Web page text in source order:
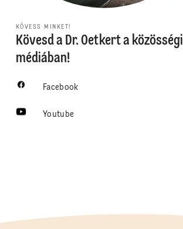
KÖVESS MINKET!
Kövesd a Dr. Oetkert a közösségi
médiában!
Facebook
Youtube